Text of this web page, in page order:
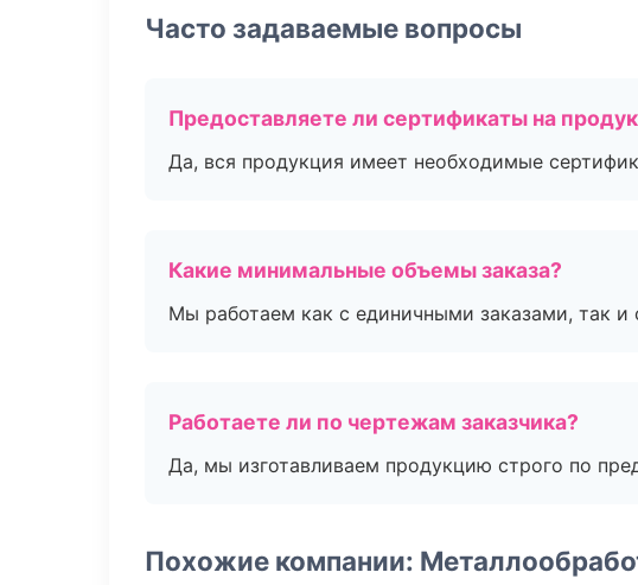
Часто задаваемые вопросы
Предоставляете ли сертификаты на
Да, вся продукция имеет необходимые
Какие минимальные объемы заказа?
Мы работаем как с единичными заказами, так
Работаете ли по чертежам заказчика?
Да, мы изготавливаем продукцию строго по
Похожие компании: